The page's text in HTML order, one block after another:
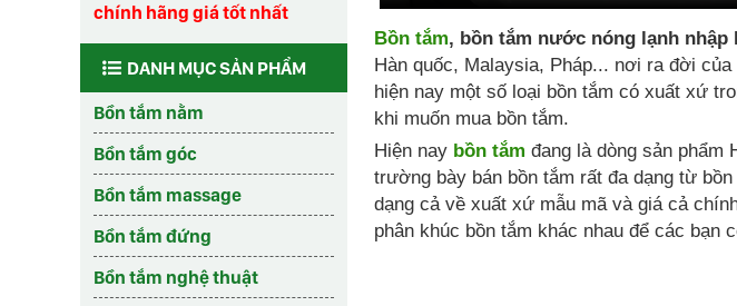
chính hãng giá tốt nhất
DANH MỤC SẢN PHẨM
Bồn tắm nằm
Bồn tắm góc
Bồn tắm massage
Bồn tắm đứng
Bồn tắm nghệ thuật
Bồn tắm, bồn tắm nước nóng lạnh
Hàn quốc, Malaysia, Pháp... nơi ra đời
hiện nay một số loại bồn tắm có xuất xứ
khi muốn mua bồn tắm.
Hiện nay bồn tắm đang là dòng sản phẩm
trường bày bán bồn tắm rất đa dạng từ
dạng cả về xuất xứ mẫu mã và giá cả
phân khúc bồn tắm khác nhau để các bạn